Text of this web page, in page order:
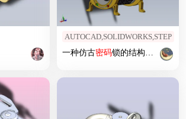
AUTOCAD,SOLIDWORKS,STEP
一种仿古密码锁的结构设计与 3D